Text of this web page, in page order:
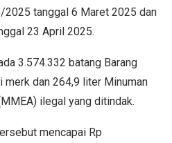
tanggal 6 Maret 2025 dan
23 April 2025.
3.574.332 batang Barang
merk dan 264,9 liter Minuman
ilegal yang ditindak.
mencapai Rp